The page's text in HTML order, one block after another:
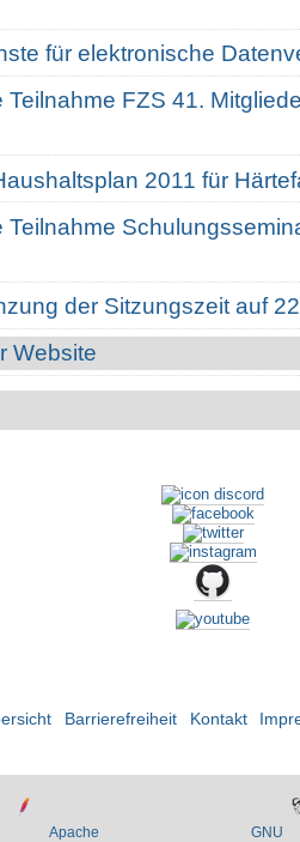
für elektronische
FZS 41.
2011 für
Teilnahme
der Sitzungszeit auf
Website
Barrierefreiheit Kontakt
Apache GNU